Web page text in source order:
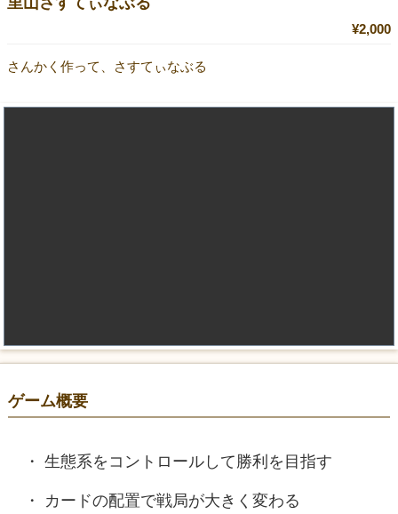
¥2,000
さんかく作って、さすてぃなぶる
ゲーム概要
生態系をコントロールして勝利を目指す
カードの配置で戦局が大きく変わる